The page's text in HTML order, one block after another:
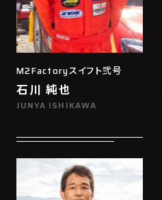
M2Factoryスイフト弐号
石川 純也
JUNYA ISHIKAWA